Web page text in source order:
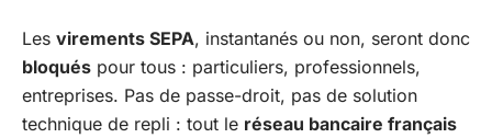
Les virements SEPA, instantanés ou non, seront donc
bloqués pour tous : particuliers, professionnels,
entreprises. Pas de passe-droit, pas de solution
technique de repli : tout le réseau bancaire français